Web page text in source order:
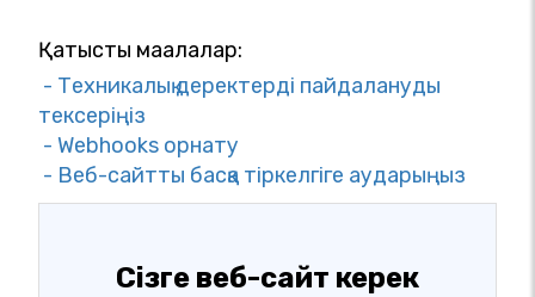
Қатысты мақалалар:
- Техникалық деректерді пайдалануды
тексеріңіз
- Webhooks орнату
- Веб-сайтты басқа тіркелгіге аударыңыз
Сізге веб-сайт керек